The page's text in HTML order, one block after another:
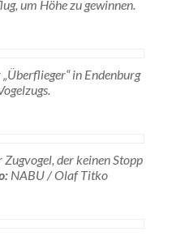
um Höhe zu gewinnen.
in Endenburg
der keinen Stopp
NABU / Olaf Titko